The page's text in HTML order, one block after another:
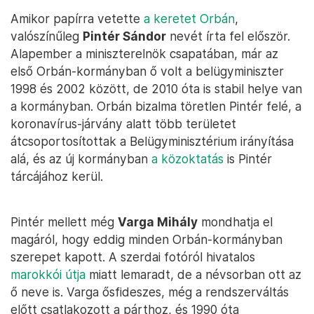
Amikor papírra vetette a keretet Orbán,
valószínűleg Pintér Sándor nevét írta fel először.
Alapember a miniszterelnök csapatában, már az
első Orbán-kormányban ő volt a belügyminiszter
1998 és 2002 között, de 2010 óta is stabil helye van
a kormányban. Orbán bizalma töretlen Pintér felé, a
koronavírus-járvány alatt több területet
átcsoportosítottak a Belügyminisztérium irányítása
alá, és az új kormányban a közoktatás is Pintér
tárcájához kerül.
Pintér mellett még Varga Mihály mondhatja el
magáról, hogy eddig minden Orbán-kormányban
szerepet kapott. A szerdai fotóról hivatalos
marokkói útja miatt lemaradt, de a névsorban ott az
ő neve is. Varga ősfideszes, még a rendszerváltás
előtt csatlakozott a párthoz, és 1990 óta